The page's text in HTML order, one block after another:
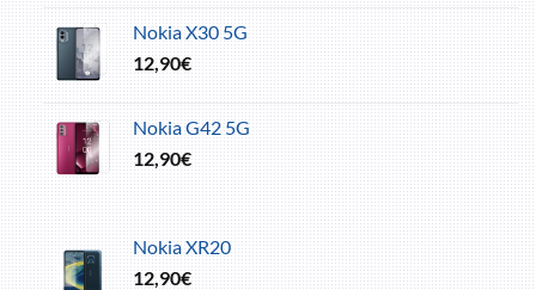
Nokia X30 5G
12,90€
Nokia G42 5G
12,90€
Nokia XR20
12,90€